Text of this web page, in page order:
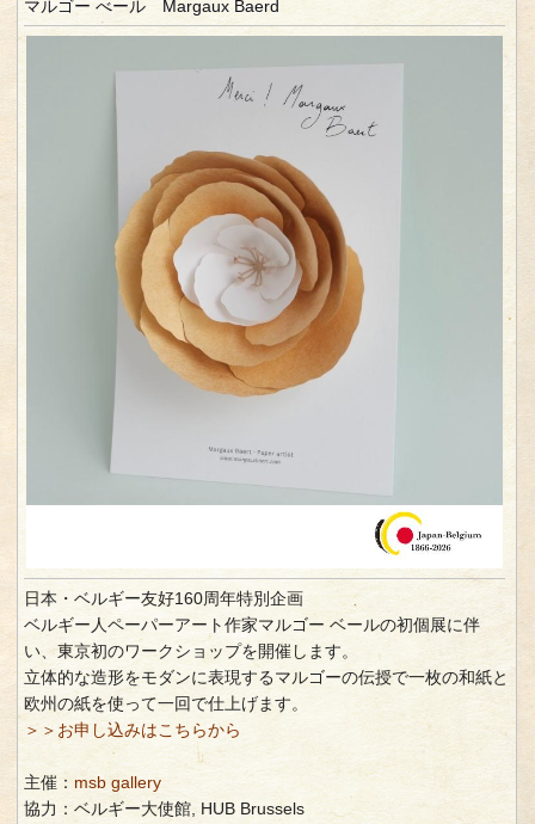
マルゴー べール Margaux Baerd
日本・ベルギー友好160周年特別企画
ベルギー人ペーパーアート作家マルゴー ベールの初個展に伴
い、東京初のワークショップを開催します。
立体的な造形をモダンに表現するマルゴーの伝授で一枚の和紙と
欧州の紙を使って一回で仕上げます。
＞＞お申し込みはこちらから
主催： msb gallery
協力：ベルギー大使館, HUB Brussels